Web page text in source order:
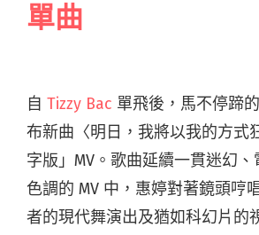
單曲
自 Tizzy Bac 單飛後，馬不停蹄的
布新曲〈明日，我將以我的方式
字版」MV。歌曲延續一貫迷幻
色調的 MV 中，惠婷對著鏡頭哼
者的現代舞演出及猶如科幻片的